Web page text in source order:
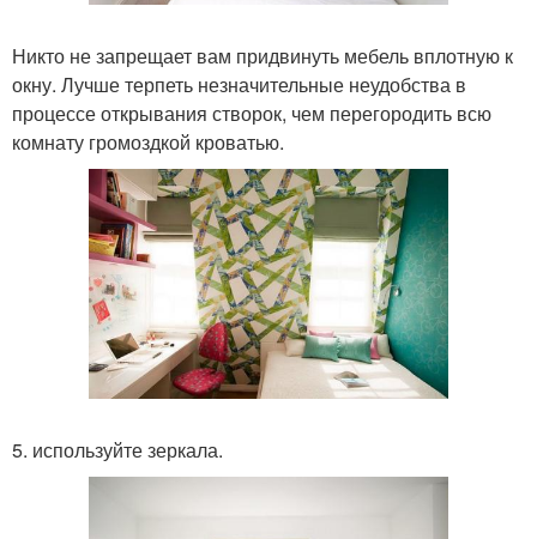
Никто не запрещает вам придвинуть мебель вплотную к
окну. Лучше терпеть незначительные неудобства в
процессе открывания створок, чем перегородить всю
комнату громоздкой кроватью.
5. используйте зеркала.